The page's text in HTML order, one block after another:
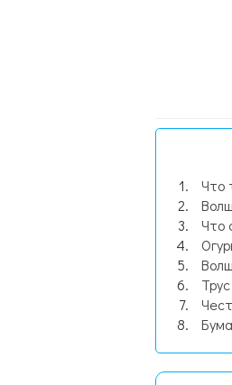
Что
Что
Трус